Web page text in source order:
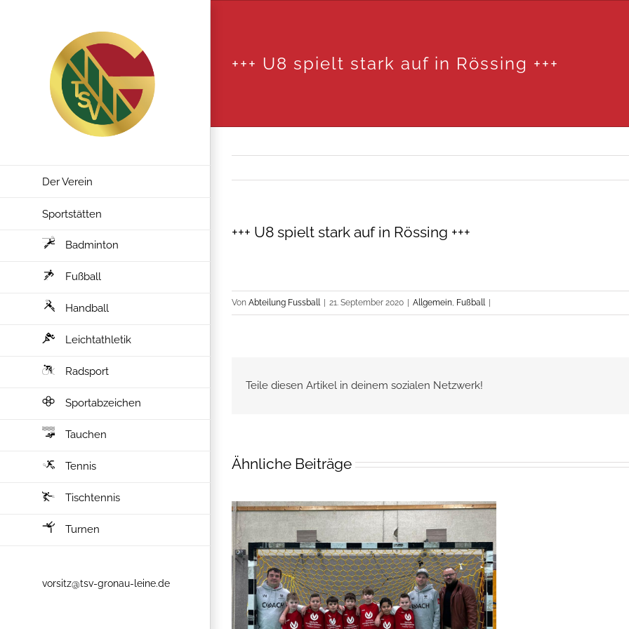
Der Verein
Sportstätten
Badminton
Fußball
Handball
Leichtathletik
Radsport
Sportabzeichen
Tauchen
Tennis
Tischtennis
Turnen
vorsitz@tsv-gronau-leine.de
+++ U8 spielt stark auf in Rössing +++
+++ U8 spielt stark auf in Rössing +++
Von Abteilung Fussball 21. September 2020 Allgemein, Fußball
Teile diesen Artikel in deinem sozialen Netzwerk!
Ähnliche Beiträge